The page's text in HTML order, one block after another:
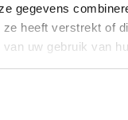
gegevens
ze heeft verstrekt of
uw gebruik van